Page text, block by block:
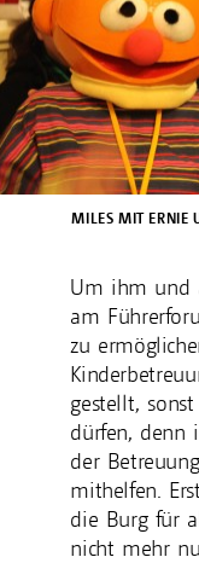
MILES MIT ERNIE
Um ihm und
am
zu
gestellt,
dürfen, denn
der
mithelfen.
die Burg für
nicht mehr